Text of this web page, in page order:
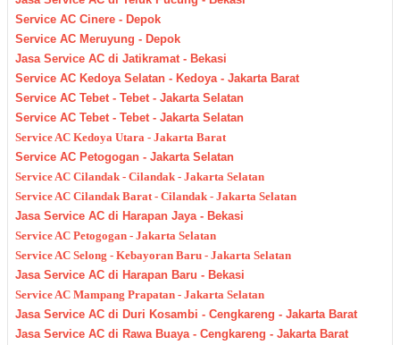
Service AC Cinere - Depok
Service AC Meruyung - Depok
Jasa Service AC di Jatikramat - Bekasi
Service AC Kedoya Selatan - Kedoya - Jakarta Barat
Service AC Tebet - Tebet - Jakarta Selatan
Service AC Tebet - Tebet - Jakarta Selatan
Service AC Kedoya Utara - Jakarta Barat
Service AC Petogogan - Jakarta Selatan
Service AC Cilandak - Cilandak - Jakarta Selatan
Service AC Cilandak Barat - Cilandak - Jakarta Selatan
Jasa Service AC di Harapan Jaya - Bekasi
Service AC Petogogan - Jakarta Selatan
Service AC Selong - Kebayoran Baru - Jakarta Selatan
Jasa Service AC di Harapan Baru - Bekasi
Service AC Mampang Prapatan - Jakarta Selatan
Jasa Service AC di Duri Kosambi - Cengkareng - Jakarta Barat
Jasa Service AC di Rawa Buaya - Cengkareng - Jakarta Barat